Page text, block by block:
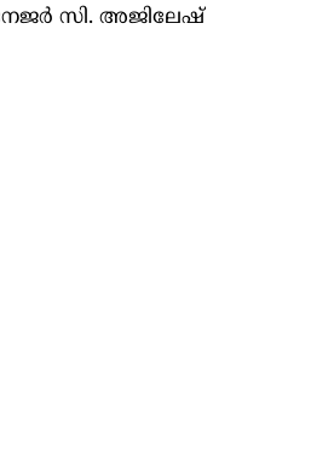
സി. അജിലേഷ്